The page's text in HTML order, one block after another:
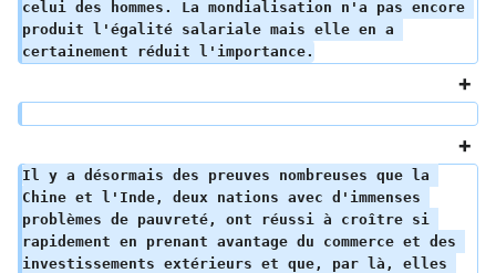
celui des hommes. La mondialisation n'a pas encore
produit l'égalité salariale mais elle en a
certainement réduit l'importance.
Il y a désormais des preuves nombreuses que la
Chine et l'Inde, deux nations avec d'immenses
problèmes de pauvreté, ont réussi à croître si
rapidement en prenant avantage du commerce et des
investissements extérieurs et que, par là, elles